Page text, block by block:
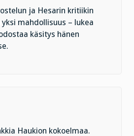
ja Hesarin kritiikin
mahdollisuus – lukea
käsitys hänen
Haukion kokoelmaa.